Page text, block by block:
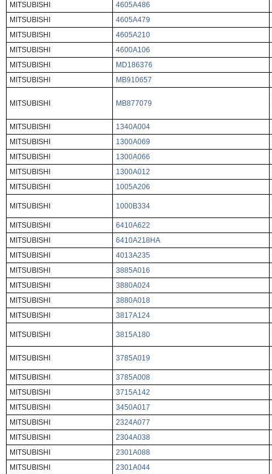
MITSUBISHI
4605A486
MITSUBISHI
4605A479
MITSUBISHI
4605A210
MITSUBISHI
4600A106
MITSUBISHI
MD186376
MITSUBISHI
MB910657
MITSUBISHI MB877079
MITSUBISHI
1340A004
MITSUBISHI
1300A069
MITSUBISHI
1300A066
MITSUBISHI
1300A012
MITSUBISHI
1005A206
MITSUBISHI 1000B334
MITSUBISHI
6410A622
MITSUBISHI
6410A218HA
MITSUBISHI
4013A235
MITSUBISHI
3885A016
MITSUBISHI
3880A024
MITSUBISHI
3880A018
MITSUBISHI
3817A124
MITSUBISHI 3815A180
MITSUBISHI 3785A019
MITSUBISHI
3785A008
MITSUBISHI
3715A142
MITSUBISHI
3450A017
MITSUBISHI
2324A077
MITSUBISHI
2304A038
MITSUBISHI
2301A088
MITSUBISHI
2301A044